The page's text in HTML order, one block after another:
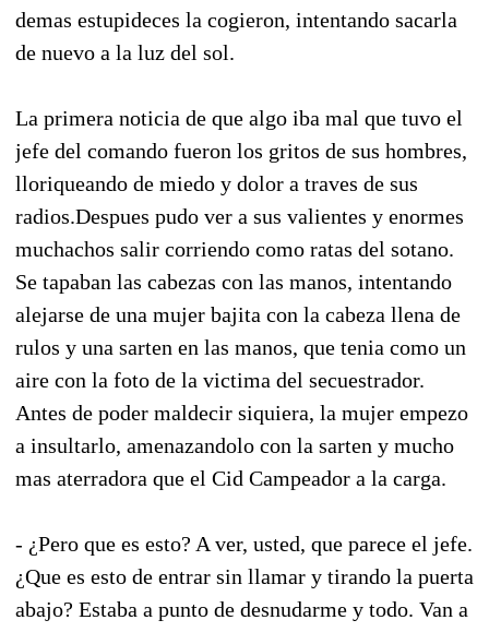
demas estupideces la cogieron, intentando sacarla
de nuevo a la luz del sol.
La primera noticia de que algo iba mal que tuvo el
jefe del comando fueron los gritos de sus hombres,
lloriqueando de miedo y dolor a traves de sus
radios.Despues pudo ver a sus valientes y enormes
muchachos salir corriendo como ratas del sotano.
Se tapaban las cabezas con las manos, intentando
alejarse de una mujer bajita con la cabeza llena de
rulos y una sarten en las manos, que tenia como un
aire con la foto de la victima del secuestrador.
Antes de poder maldecir siquiera, la mujer empezo
a insultarlo, amenazandolo con la sarten y mucho
mas aterradora que el Cid Campeador a la carga.
- ¿Pero que es esto? A ver, usted, que parece el jefe.
¿Que es esto de entrar sin llamar y tirando la puerta
abajo? Estaba a punto de desnudarme y todo. Van a